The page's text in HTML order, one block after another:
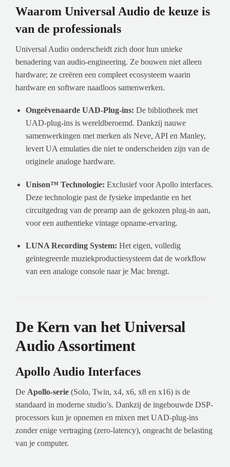
Waarom Universal Audio de keuze is
van de professionals
Universal Audio onderscheidt zich door hun unieke
benadering van audio-engineering. Ze bouwen niet alleen
hardware; ze creëren een compleet ecosysteem waarin
hardware en software naadloos samenwerken.
Ongeëvenaarde UAD-Plug-ins: De bibliotheek met
UAD-plug-ins is wereldberoemd. Dankzij nauwe
samenwerkingen met merken als Neve, API en Manley,
levert UA emulaties die niet te onderscheiden zijn van de
originele analoge hardware.
Unison™ Technologie: Exclusief voor Apollo interfaces.
Deze technologie past de fysieke impedantie en het
circuitgedrag van de preamp aan de gekozen plug-in aan,
voor een authentieke vintage opname-ervaring.
LUNA Recording System: Het eigen, volledig
geïntegreerde muziekproductiesysteem dat de workflow
van een analoge console naar je Mac brengt.
De Kern van het Universal
Audio Assortiment
Apollo Audio Interfaces
De Apollo-serie (Solo, Twin, x4, x6, x8 en x16) is de
standaard in moderne studio’s. Dankzij de ingebouwde DSP-
processors kun je opnemen en mixen met UAD-plug-ins
zonder enige vertraging (zero-latency), ongeacht de belasting
van je computer.